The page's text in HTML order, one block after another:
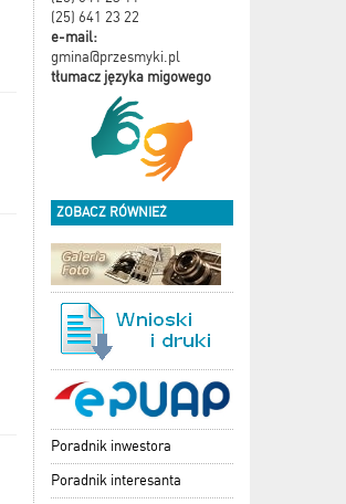
(25) 641 23 22
e-mail:
gmina@przesmyki.pl
tłumacz języka migowego
ZOBACZ RÓWNIEŻ
Poradnik inwestora
Poradnik interesanta